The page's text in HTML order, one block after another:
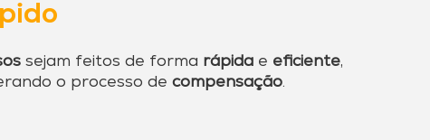
sejam feitos de forma rápida e eficiente,
o processo de compensação.